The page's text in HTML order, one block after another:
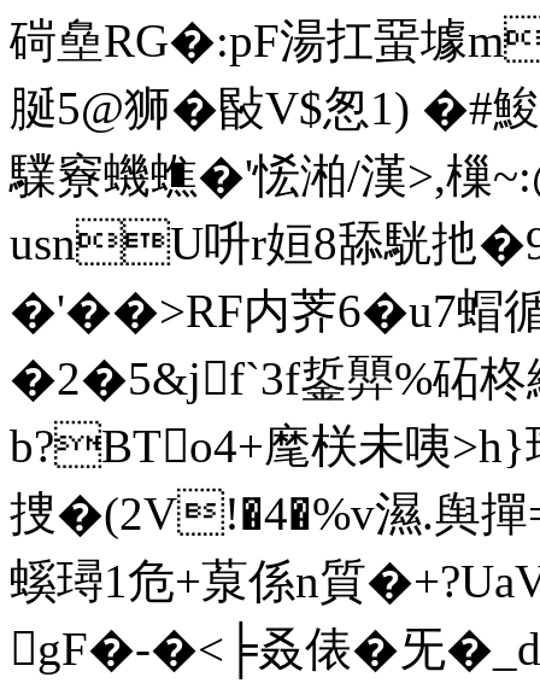
碋皨RG�:pF湯扛蝁壉
脠5@狮�敯V$怱1) �#
驜竂蟣蟭�'恡湐/漢>,樔
usnU呏r姮8舔駫扡
�'��>RF内荠6�u7
�2�5&jf`3f銴顨%砳柊
b?BTo4+麾栚未咦
捜�(2V!�4�%v濕.舆撣
螇璕1危+葲係n質
gF�-�<╞叒俵�旡